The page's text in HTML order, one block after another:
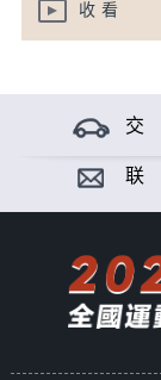
收看
交
联